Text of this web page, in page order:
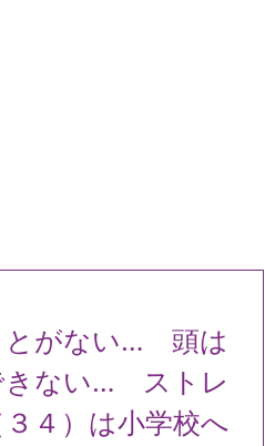
とがない… 頭は
きない… ストレ
４）は小学校へ